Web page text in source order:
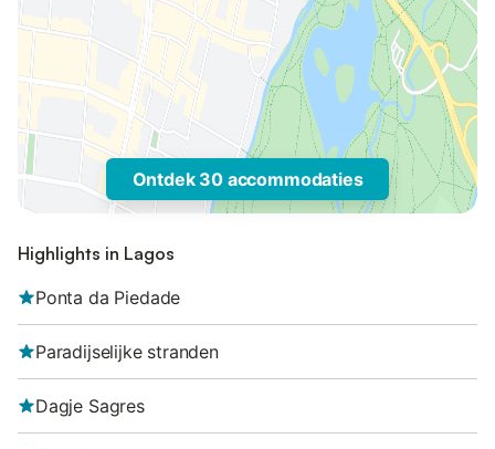
Ontdek 30 accommodaties
Highlights in Lagos
Ponta da Piedade
Paradijselijke stranden
Dagje Sagres